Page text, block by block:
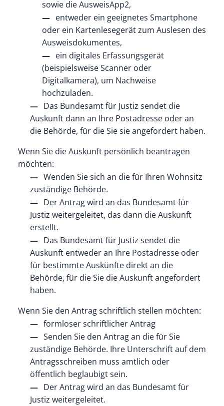
sowie die AusweisApp2,
entweder ein geeignetes Smartphone
oder ein Kartenlesegerät zum Auslesen des
Ausweisdokumentes,
ein digitales Erfassungsgerät
(beispielsweise Scanner oder
Digitalkamera), um Nachweise
hochzuladen.
Das Bundesamt für Justiz sendet die
Auskunft dann an Ihre Postadresse oder an
die Behörde, für die Sie sie angefordert haben.
Wenn Sie die Auskunft persönlich beantragen
möchten:
Wenden Sie sich an die für Ihren Wohnsitz
zuständige Behörde.
Der Antrag wird an das Bundesamt für
Justiz weitergeleitet, das dann die Auskunft
erstellt.
Das Bundesamt für Justiz sendet die
Auskunft entweder an Ihre Postadresse oder
für bestimmte Auskünfte direkt an die
Behörde, für die Sie die Auskunft angefordert
haben.
Wenn Sie den Antrag schriftlich stellen möchten:
formloser schriftlicher Antrag
Senden Sie den Antrag an die für Sie
zuständige Behörde. Ihre Unterschrift auf dem
Antragsschreiben muss amtlich oder
öffentlich beglaubigt sein.
Der Antrag wird an das Bundesamt für
Justiz weitergeleitet.